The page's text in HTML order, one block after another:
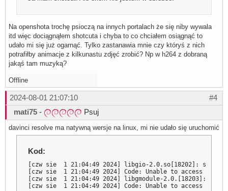
Na openshota trochę psioczą na innych portalach że się niby wywala
itd więc dociągnąłem shotcuta i chyba to co chciałem osiągnąć to
udało mi się już ogarnąć. Tylko zastanawia mnie czy któryś z nich
potrafiłby animacje z kilkunastu zdjęć zrobić? Np w h264 z dobraną
jakąś tam muzyką?
Offline
#4
2024-08-01 21:07:10
mati75 - Psuj
davinci resolve ma natywną wersje na linux, mi nie udało się uruchomić
Kod:
[czw sie  1 21:04:49 2024] libgio-2.0.so[18202]:
[czw sie  1 21:04:49 2024] Code: Unable to access
[czw sie  1 21:04:49 2024] libgmodule-2.0.[18203]:
[czw sie  1 21:04:49 2024] Code: Unable to access